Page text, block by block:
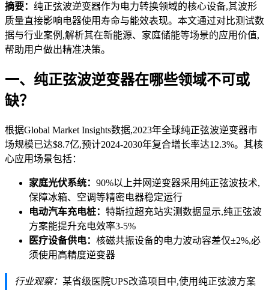
摘要： 纯正弦波逆变器作为电力转换领域的核心设备,其波形
质量直接影响电器使用寿命与能效表现。本文通过对比测试数
据与行业案例,解析其在新能源、家庭储能等场景的应用价值,
帮助用户做出精准决策。
一、纯正弦波逆变器在哪些领域不可或
缺？
根据Global Market Insights数据,2023年全球纯正弦波逆变器市
场规模已达$8.7亿,预计2024-2030年复合增长率达12.3%。其核
心应用场景包括：
家庭光伏系统： 90%以上并网逆变器采用纯正弦波技术,
保障冰箱、空调等精密电器稳定运行
电动汽车充电桩： 特斯拉超充站实测数据显示,纯正弦波
方案能提升充电效率3-5%
医疗设备供电： 核磁共振设备的电力波动容差仅±2%,必
须使用高精度逆变器
行业观察： 某省级医院UPS改造项目中,使用纯正弦波方案